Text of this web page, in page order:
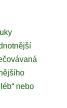
nebo